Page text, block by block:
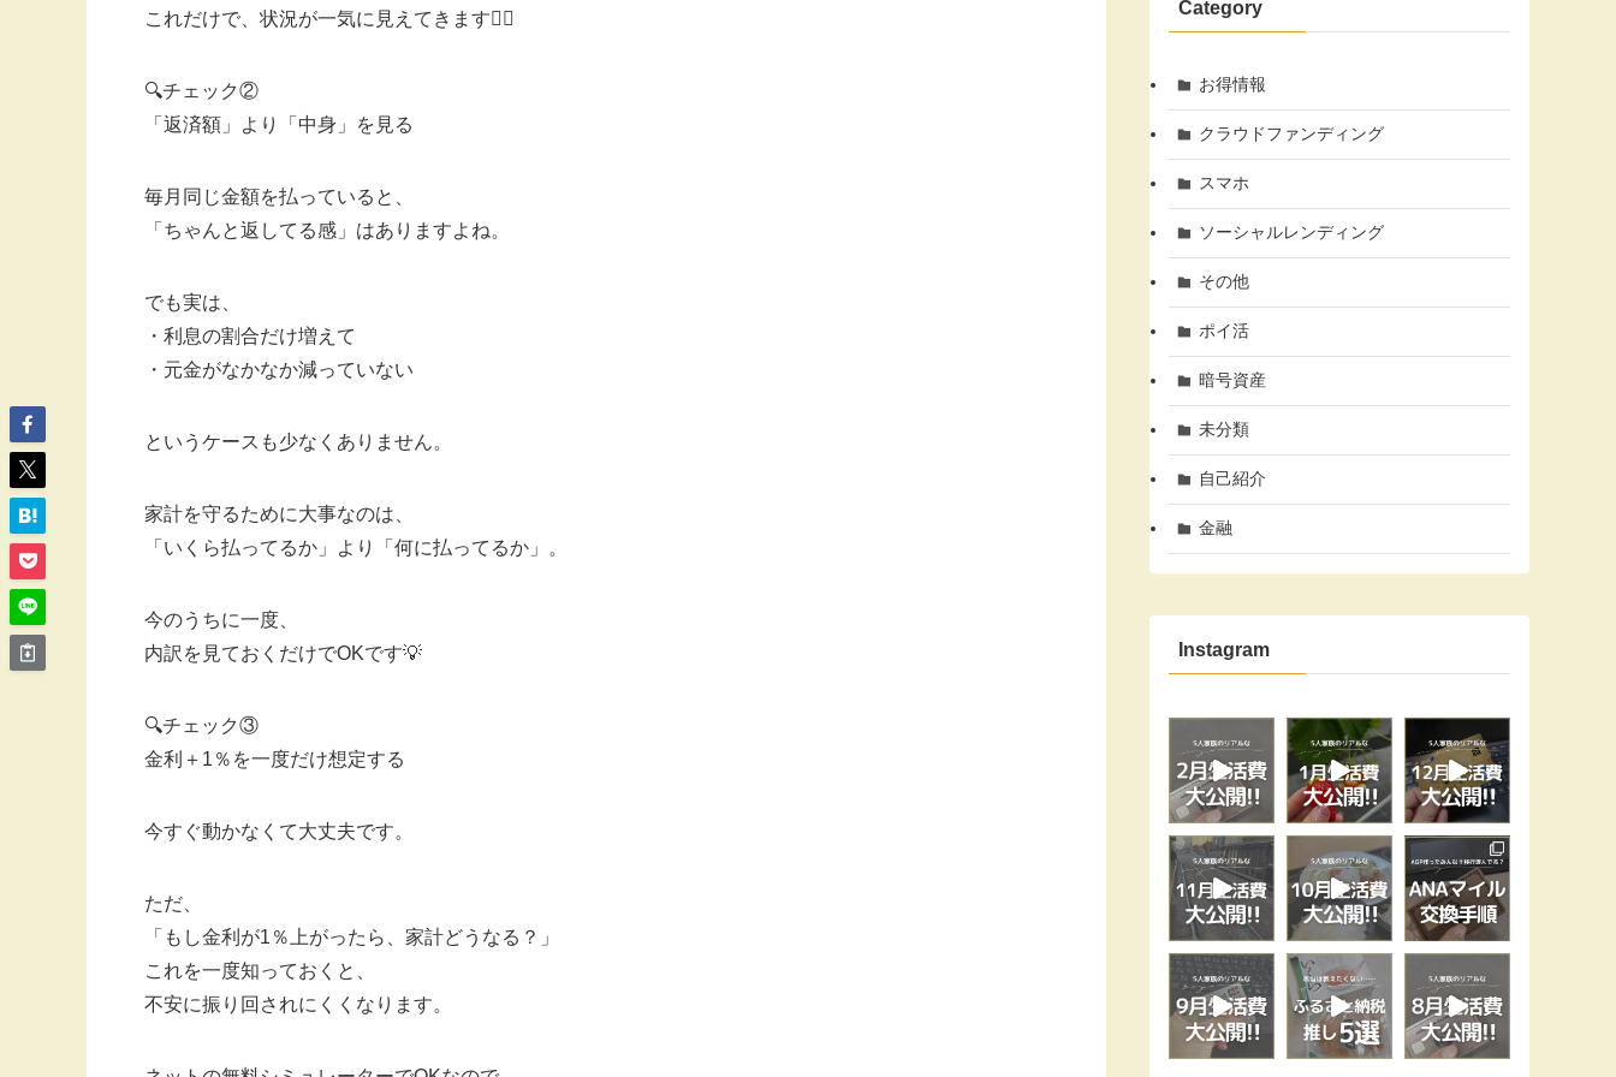
これだけで、状況が一気に見えてきます🙆‍♀️
🔍チェック②
「返済額」より「中身」を見る
毎月同じ金額を払っていると、
「ちゃんと返してる感」はありますよね。
でも実は、
・利息の割合だけ増えて
・元金がなかなか減っていない
というケースも少なくありません。
家計を守るために大事なのは、
「いくら払ってるか」より「何に払ってるか」。
今のうちに一度、
内訳を見ておくだけでOKです💡
🔍チェック③
金利＋1％を一度だけ想定する
今すぐ動かなくて大丈夫です。
ただ、
「もし金利が1％上がったら、家計どうなる？」
これを一度知っておくと、
不安に振り回されにくくなります。
Category
お得情報
クラウドファンディング
スマホ
ソーシャルレンディング
その他
ポイ活
暗号資産
未分類
自己紹介
金融
Instagram